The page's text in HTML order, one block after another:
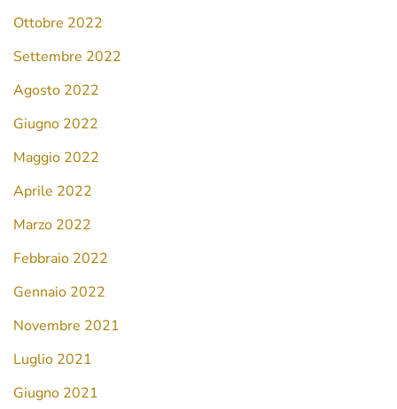
Ottobre 2022
Settembre 2022
Agosto 2022
Giugno 2022
Maggio 2022
Aprile 2022
Marzo 2022
Febbraio 2022
Gennaio 2022
Novembre 2021
Luglio 2021
Giugno 2021